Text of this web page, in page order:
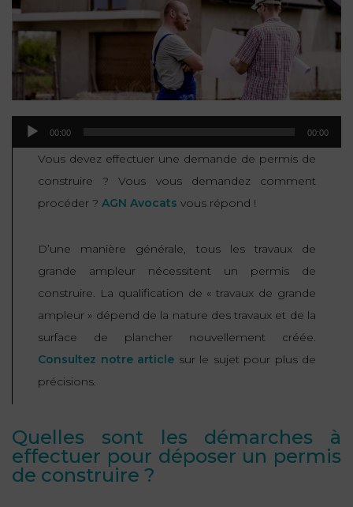
DU
TRAVAIL
RESPONSABILITÉ
& ASSURANCE
IMMOBILIER
CONTRATS &
ADMINISTRATIF
SUCCESSION
CALCULER
VOS
PENSION
CONSOMMATION
DROIT
DES
AFFAIRES
& ASSURANCE
FISCALITÉ
IMMOBILIER
DROIT
TRAVAIL
ADMINISTRATIF
AGN
AVOCATS
SERVICE
FRANCO-
TURC
START-
RGPD
DONNÉES
PERSONNELLES
DROIT
DU
NUMÉRIQUE
ET
PROPRIÉTÉ
DISTRIBUTION
ENTREPRISES
CONNAÎTRE
EQUIPE
DIRIGEANTE
REJOIGNEZ-
NOUS
Nos
agences
Prendre
09
24
72
EN LIGNE
Lecteur
audio
00:00 00:00
Vous devez effectuer une demande de permis de
construire ? Vous vous demandez comment
procéder ? AGN Avocats vous répond !
D’une manière générale, tous les travaux de
grande ampleur nécessitent un permis de
construire. La qualification de « travaux de grande
ampleur » dépend de la nature des travaux et de la
surface de plancher nouvellement créée.
Consultez notre article sur le sujet pour plus de
précisions.
Quelles sont les démarches à
effectuer pour déposer un permis
de construire ?